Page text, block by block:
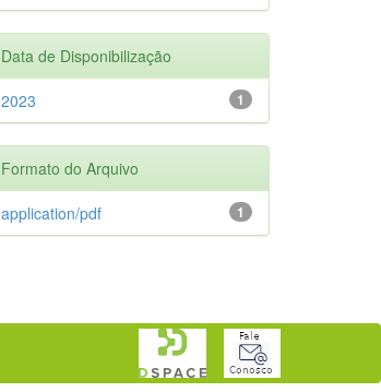
Data de Disponibilização
1
2023
Formato do Arquivo
1
application/pdf